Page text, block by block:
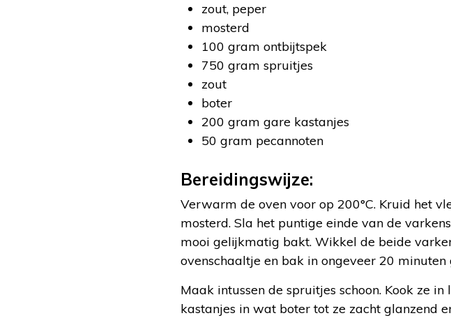
zout, peper
mosterd
100 gram ontbijtspek
750 gram spruitjes
zout
boter
200 gram gare kastanjes
50 gram pecannoten
Bereidingswijze:
Verwarm de oven voor op 200°C. Kruid het
mosterd. Sla het puntige einde van de
mooi gelijkmatig bakt. Wikkel de beide
ovenschaaltje en bak in ongeveer 20 minuten
Maak intussen de spruitjes schoon. Kook ze
kastanjes in wat boter tot ze zacht glanzend